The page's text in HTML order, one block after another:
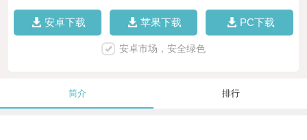
安卓下载 苹果下载 PC下载
安卓市场，安全绿色
简介 排行